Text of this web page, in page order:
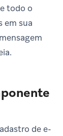
todo o
em sua
de e-